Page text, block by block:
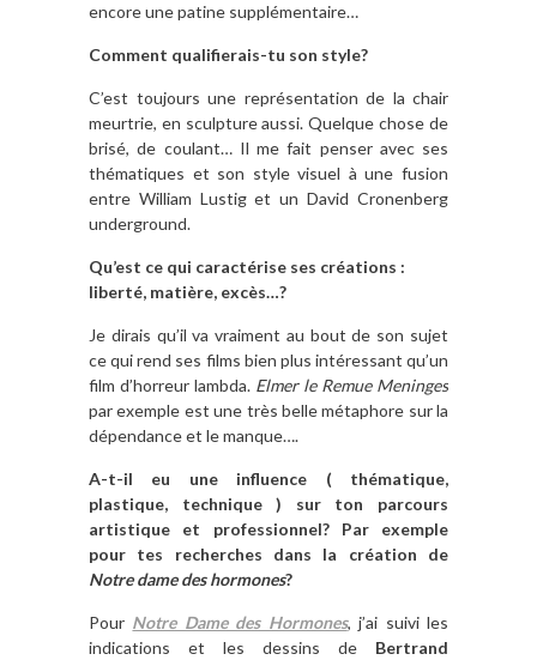
encore une patine supplémentaire…
Comment qualifierais-tu son style?
C’est toujours une représentation de la chair
meurtrie, en sculpture aussi. Quelque chose de
brisé, de coulant… Il me fait penser avec ses
thématiques et son style visuel à une fusion
entre William Lustig et un David Cronenberg
underground.
Qu’est ce qui caractérise ses créations :
liberté, matière, excès…?
Je dirais qu’il va vraiment au bout de son sujet
ce qui rend ses films bien plus intéressant qu’un
film d’horreur lambda. Elmer le Remue Meninges
par exemple est une très belle métaphore sur la
dépendance et le manque….
A-t-il eu une influence ( thématique,
plastique, technique ) sur ton parcours
artistique et professionnel? Par exemple
pour tes recherches dans la création de
Notre dame des hormones?
Pour Notre Dame des Hormones, j’ai suivi les
indications et les dessins de Bertrand